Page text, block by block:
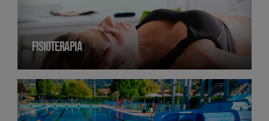
FISIOTERAPIA